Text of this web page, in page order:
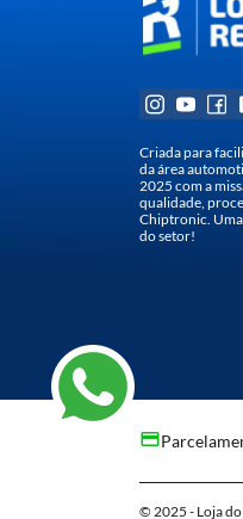
Criada para
da área
2025 com a
qualidade,
Chiptronic.
do setor!
© 2025 - Loja